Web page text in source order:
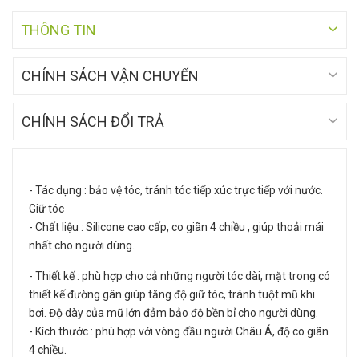
THÔNG TIN
CHÍNH SÁCH VẬN CHUYỂN
CHÍNH SÁCH ĐỔI TRẢ
- Tác dụng : bảo vệ tóc, tránh tóc tiếp xúc trực tiếp với nước.
Giữ tóc
- Chất liệu : Silicone cao cấp, co giãn 4 chiều , giúp thoải mái
nhất cho người dùng.
- Thiết kế : phù hợp cho cả những người tóc dài, mặt trong có
thiết kế đường gân giúp tăng độ giữ tóc, tránh tuột mũ khi
bơi. Độ dày của mũ lớn đảm bảo độ bền bỉ cho người dùng.
- Kích thước : phù hợp với vòng đầu người Châu Á, độ co giãn
4 chiều.